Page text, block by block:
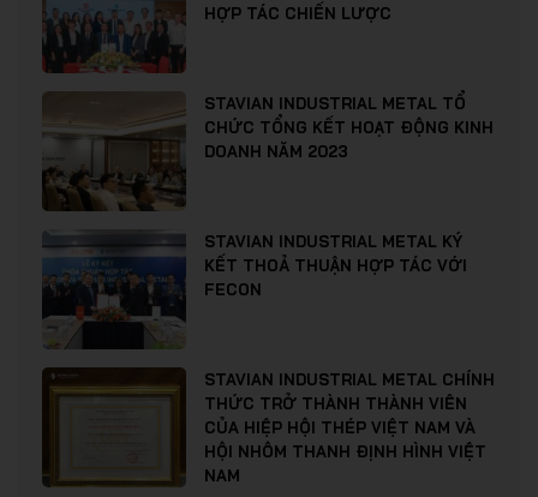
HỢP TÁC CHIẾN LƯỢC
STAVIAN INDUSTRIAL METAL TỔ
CHỨC TỔNG KẾT HOẠT ĐỘNG KINH
DOANH NĂM 2023
STAVIAN INDUSTRIAL METAL KÝ
KẾT THOẢ THUẬN HỢP TÁC VỚI
FECON
STAVIAN INDUSTRIAL METAL CHÍNH
THỨC TRỞ THÀNH THÀNH VIÊN
CỦA HIỆP HỘI THÉP VIỆT NAM VÀ
HỘI NHÔM THANH ĐỊNH HÌNH VIỆT
NAM